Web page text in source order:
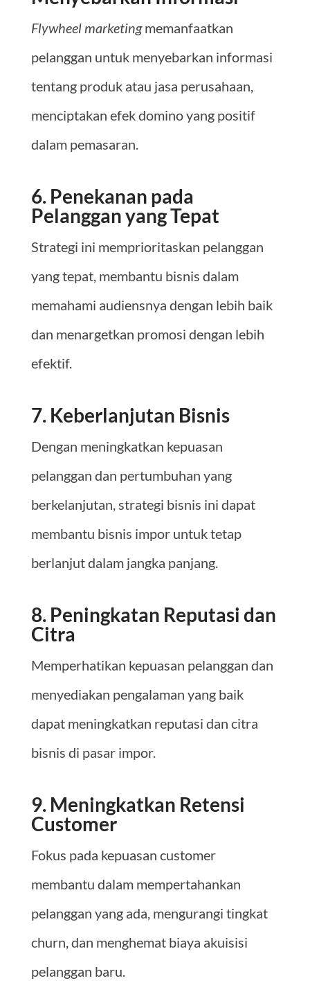
Flywheel marketingmemanfaatkan
pelanggan untuk menyebarkan informasi
tentang produk atau jasa perusahaan,
menciptakan efek domino yang positif
dalam pemasaran.
6. Penekanan pada
Pelanggan yang Tepat
Strategi ini memprioritaskan pelanggan
yang tepat, membantu bisnis dalam
memahami audiensnya dengan lebih baik
dan menargetkan promosi dengan lebih
efektif.
7. Keberlanjutan Bisnis
Dengan meningkatkan kepuasan
pelanggan dan pertumbuhan yang
berkelanjutan, strategi bisnis ini dapat
membantu bisnis impor untuk tetap
berlanjut dalam jangka panjang.
8. Peningkatan Reputasi dan
Citra
Memperhatikan kepuasan pelanggan dan
menyediakan pengalaman yang baik
dapat meningkatkan reputasi dan citra
bisnis di pasar impor.
9. Meningkatkan Retensi
Customer
Fokus pada kepuasan customer
membantu dalam mempertahankan
pelanggan yang ada, mengurangi tingkat
churn, dan menghemat biaya akuisisi
pelanggan baru.